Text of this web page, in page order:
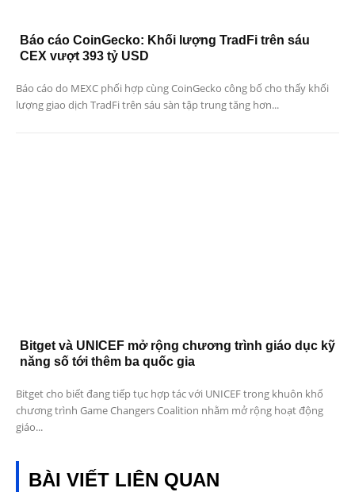
Báo cáo CoinGecko: Khối lượng TradFi trên sáu
CEX vượt 393 tỷ USD
Báo cáo do MEXC phối hợp cùng CoinGecko công bố cho thấy khối
lượng giao dịch TradFi trên sáu sàn tập trung tăng hơn...
Bitget và UNICEF mở rộng chương trình giáo dục kỹ
năng số tới thêm ba quốc gia
Bitget cho biết đang tiếp tục hợp tác với UNICEF trong khuôn khổ
chương trình Game Changers Coalition nhằm mở rộng hoạt động
giáo...
BÀI VIẾT LIÊN QUAN